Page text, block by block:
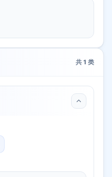
共 1 类